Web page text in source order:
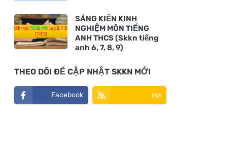
SÁNG KIẾN KINH
NGHIỆM MÔN TIẾNG
ANH THCS (Skkn tiếng
anh 6, 7, 8, 9)
THEO DÕI ĐỂ CẬP NHẬT SKKN MỚI
Facebook rss